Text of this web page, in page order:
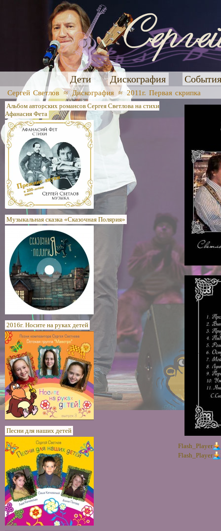
Дети Дискография
Сергей Светлов ≈Дискография ≈ 2011г. Первая скрипка
Альбом авторских романсов Сергея Светлова на стихи
Афанасия Фета
Музыкальная сказка «Сказочная Полярия»
2016г. Носите на руках детей
Песни для наших детей
Flash_Player
Flash_Player